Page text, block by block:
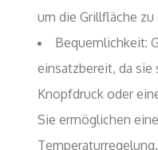
um die Grillfläche zu
Bequemlichkeit:
einsatzbereit, da
Knopfdruck oder
Sie ermöglichen
Temperaturregelung.